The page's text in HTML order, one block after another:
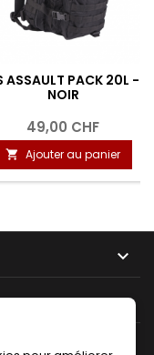
ASSAULT PACK 20L -
NOIR
49,00 CHF
 Ajouter au panier


